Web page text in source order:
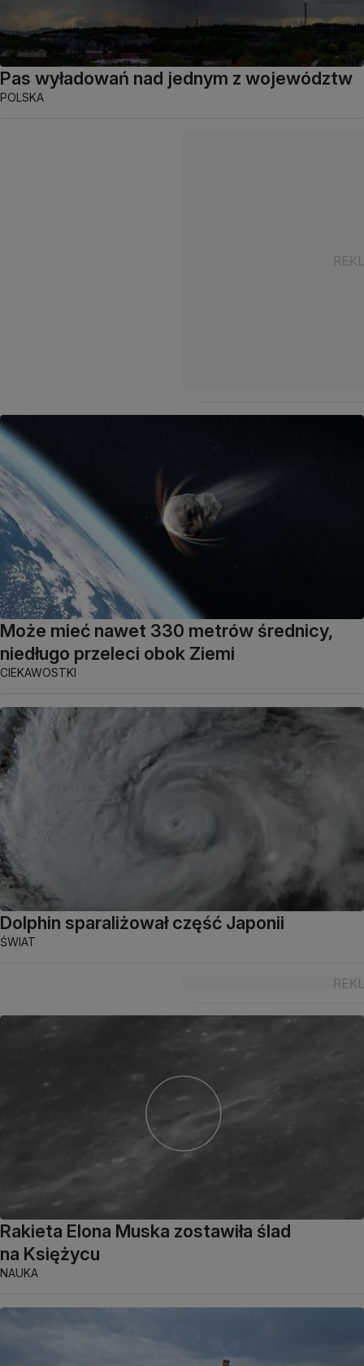
Pas wyładowań nad jednym z województw
POLSKA
Może mieć nawet 330 metrów średnicy,
niedługo przeleci obok Ziemi
CIEKAWOSTKI
Dolphin sparaliżował część Japonii
ŚWIAT
Rakieta Elona Muska zostawiła ślad
na Księżycu
NAUKA